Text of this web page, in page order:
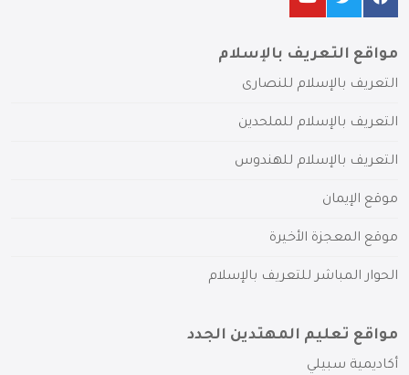
مواقع التعريف بالإسلام
التعريف بالإسلام للنصارى
التعريف بالإسلام للملحدين
التعريف بالإسلام للهندوس
موقع الإيمان
موقع المعجزة الأخيرة
الحوار المباشر للتعريف بالإسلام
مواقع تعليم المهتدين الجدد
أكاديمية سبيلي